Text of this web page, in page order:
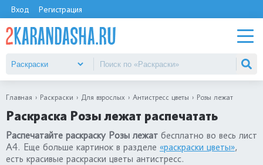
Вход Регистрация
Главная Раскраски Для взрослых Антистресс цветы Розы лежат
Раскраска Розы лежат распечатать
Распечатайте раскраску Розы лежат бесплатно во весь лист
А4. Еще больше картинок в разделе «раскраски цветы»,
есть красивые раскраски цветы антистресс.